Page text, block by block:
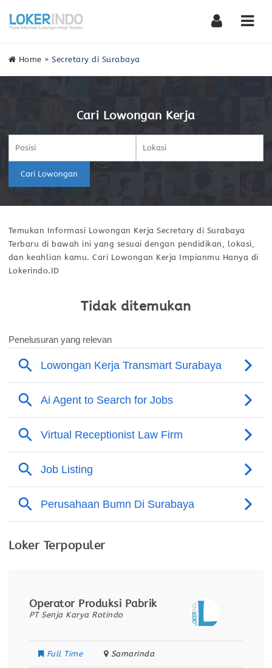
Home »Secretary di Surabaya
Cari Lowongan Kerja
Cari Lowongan
Temukan Informasi Lowongan Kerja Secretary di Surabaya
Terbaru di bawah ini yang sesuai dengan pendidikan, lokasi,
dan keahlian kamu. Cari Lowongan Kerja Impianmu Hanya di
Lokerindo.ID
Tidak ditemukan
Loker Terpopuler
Operator Produksi Pabrik
PT Senja Karya Rotindo
Full Time Samarinda